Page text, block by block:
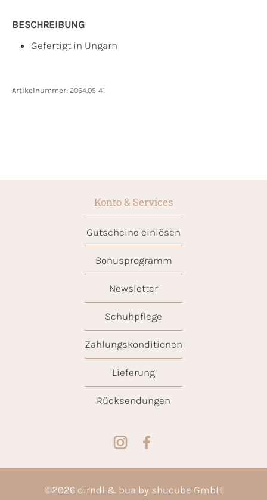
BESCHREIBUNG
Gefertigt in Ungarn
Artikelnummer: 2064.05-41
Konto & Services
Gutscheine einlösen
Bonusprogramm
Newsletter
Schuhpflege
Zahlungskonditionen
Lieferung
Rücksendungen
©2026 dirndl & bua by shucube GmbH